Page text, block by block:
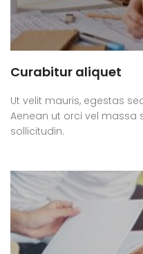
Curabitur aliquet
Ut velit mauris, egestas
Aenean ut orci vel massa
sollicitudin.